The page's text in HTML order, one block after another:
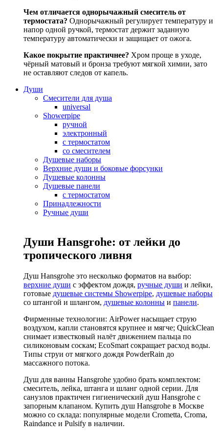
Чем отличается однорычажный смеситель от
термостата? Однорычажный регулирует температуру и
напор одной ручкой, термостат держит заданную
температуру автоматически и защищает от ожога.
Какое покрытие практичнее? Хром проще в уходе,
чёрный матовый и бронза требуют мягкой химии, зато
не оставляют следов от капель.
Души
Смесители для душа
universal
Showerpipe
ручной
электронный
с термостатом
со смесителем
Душевые наборы
Верхние души и боковые форсунки
Душевые колонны
Душевые панели
с термостатом
Принадлежности
Ручные души
Души Hansgrohe: от лейки до
тропического ливня
Душ Hansgrohe это несколько форматов на выбор:
верхние души с эффектом дождя, ручные души и лейки,
готовые душевые системы Showerpipe, душевые наборы
со штангой и шлангом, душевые колонны и панели.
Фирменные технологии: AirPower насыщает струю
воздухом, капли становятся крупнее и мягче; QuickClean
снимает известковый налёт движением пальца по
силиконовым соскам; EcoSmart сокращает расход воды.
Типы струи от мягкого дождя PowderRain до
массажного потока.
Душ для ванны Hansgrohe удобно брать комплектом:
смеситель, лейка, штанга и шланг одной серии. Для
санузлов практичен гигиенический душ Hansgrohe с
запорным клапаном. Купить душ Hansgrohe в Москве
можно со склада: популярные модели Crometta, Croma,
Raindance и Pulsify в наличии.